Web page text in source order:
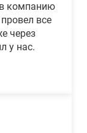
компанию
все
через
у нас.